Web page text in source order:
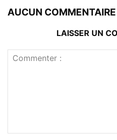
AUCUN COMMENTAIRE
LAISSER UN